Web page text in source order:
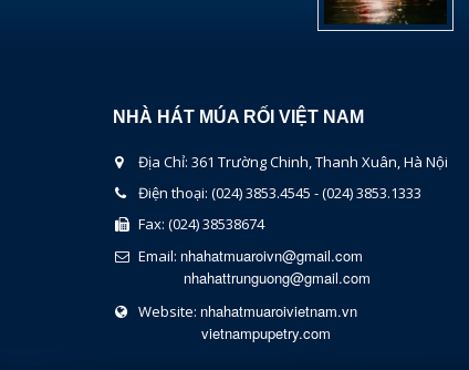
NHÀ HÁT MÚA RỐI VIỆT NAM
Địa Chỉ: 361 Trường Chinh, Thanh Xuân, Hà Nội
Điện thoại: (024) 3853.4545 - (024) 3853.1333
Fax: (024) 38538674
Email: nhahatmuaroivn@gmail.com
nhahattrunguong@gmail.com
Website: nhahatmuaroivietnam.vn
vietnampupetry.com